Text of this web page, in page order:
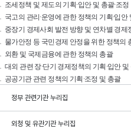
조세정책 및 제도의 기획·입안 및 총괄·조정
국고의 관리·운영에 관한 정책의 기획·입안
중장기 경제사회 발전 방향 및 연차별 경제
물가안정 등 국민경제 안정을 위한 정책의
외환 및 국제금융에 관한 정책의 총괄
대외 관련 장·단기 경제정책의 기획·입안 및
공공기관 관련 정책의 기획·조정 및 총괄
정부 관련기관 누리집
외청 및 유관기관 누리집